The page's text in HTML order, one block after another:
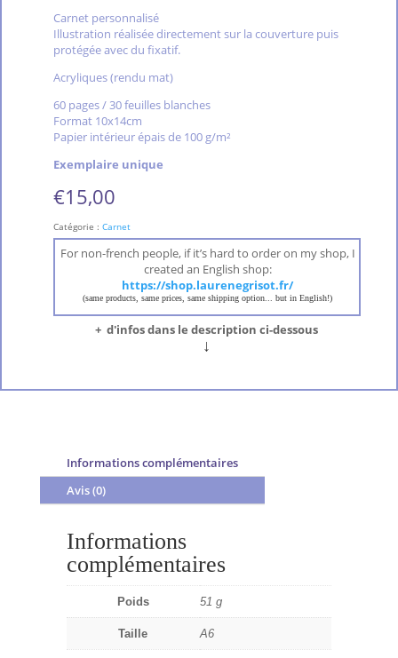
Carnet personnalisé
Illustration réalisée directement sur la couverture puis
protégée avec du fixatif.
Acryliques (rendu mat)
60 pages / 30 feuilles blanches
Format 10x14cm
Papier intérieur épais de 100 g/m²
Exemplaire unique
€15,00
Catégorie :Carnet
For non-french people, if it’s hard to order on my shop, I
created an English shop:
https://shop.laurenegrisot.fr/
(same products, same prices, same shipping option... but in English!)
+ d'infos dans le description ci-dessous
↓
Informations complémentaires
Avis (0)
Informations
complémentaires
Poids 51 g
Taille A6